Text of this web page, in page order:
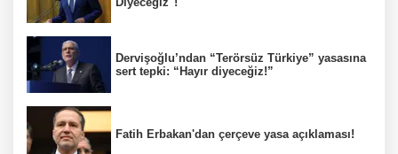
Dervişoğlu’ndan “Terörsüz Türkiye” yasasına
sert tepki: “Hayır diyeceğiz!”
Fatih Erbakan'dan çerçeve yasa açıklaması!